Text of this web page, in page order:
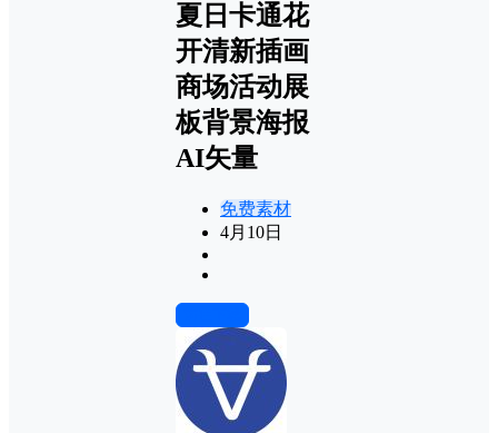
夏日卡通花
开清新插画
商场活动展
板背景海报
AI矢量
免费素材
4月10日